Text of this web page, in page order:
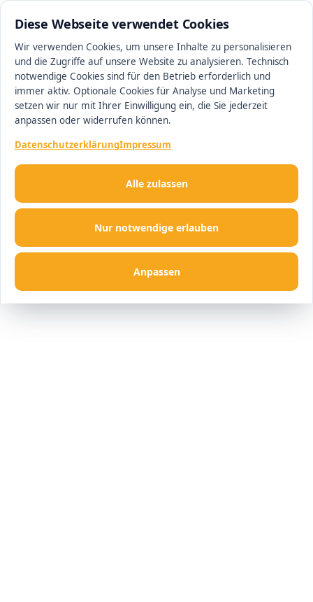
Diese Webseite verwendet Cookies
Wir verwenden Cookies, um unsere Inhalte zu personalisieren
und die Zugriffe auf unsere Website zu analysieren. Technisch
notwendige Cookies sind für den Betrieb erforderlich und
immer aktiv. Optionale Cookies für Analyse und Marketing
setzen wir nur mit Ihrer Einwilligung ein, die Sie jederzeit
anpassen oder widerrufen können.
DatenschutzerklärungImpressum
Nur notwendige erlauben
Anpassen
Alle zulassen